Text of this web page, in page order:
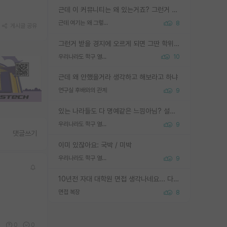
근데 이 커뮤니티는 왜 있는거죠? 그런거 쉽게 물어볼수있어서 있는거 아닌가요? 그렇게 보기 싫으면 커뮤니티도 하지마시지 그러면
근데 여기는 왜 그렇게 SPK를 물어보는거임? 8
그런거 받을 경지에 오르게 되면 그딴 학위명이 필요없음
우리나라도 학구 열풍보면 Higher Doctorate 학위가 필요하다고 봅니다. 10
근데 왜 안했을거라 생각하고 해보라고 하냐
연구실 후배와의 관계 9
있는 나라들도 다 명예같은 느낌아님? 설마 박사끼리 등급나눠서 학위수여하자 같은 헛소리는 아니지? ㅋㅋ
우리나라도 학구 열풍보면 Higher Doctorate 학위가 필요하다고 봅니다. 9
이미 있잖아요: 국박 / 미박
우리나라도 학구 열풍보면 Higher Doctorate 학위가 필요하다고 봅니다. 9
10년전 자대 대학원 면접 생각나네요... 다들 양복에 넥타이까지 하고 갔더니, 국회의원 출마하냐고 놀리셨던. (면접질문내용: 증명사진에선 두상이 계란형인데, 실제론 그렇지 않다. 증명사진이 뭘 증명하고 있는거냐)ㅋㅋㅋㅋ
면접 복장 8
댓글쓰기